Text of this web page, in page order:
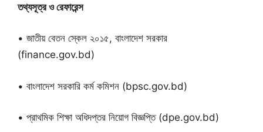
তথ্যসূত্র ও রেফারেন্স
• জাতীয় বেতন স্কেল ২০১৫, বাংলাদেশ সরকার
(finance.gov.bd)
• বাংলাদেশ সরকারি কর্ম কমিশন (bpsc.gov.bd)
• প্রাথমিক শিক্ষা অধিদপ্তর নিয়োগ বিজ্ঞপ্তি (dpe.gov.bd)